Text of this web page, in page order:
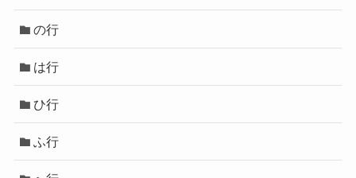
の行
は行
ひ行
ふ行